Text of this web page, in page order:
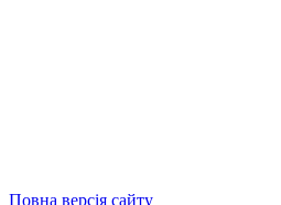
Повна версія сайту